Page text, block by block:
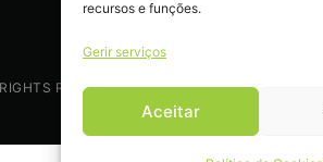
recursos e funções.
Gerir serviços
Aceitar
RESERVED.